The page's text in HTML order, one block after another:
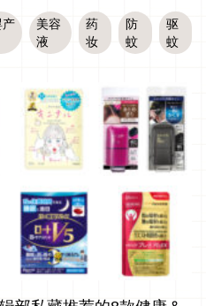
产
美容
液
药
妆
防
蚊
驱
蚊